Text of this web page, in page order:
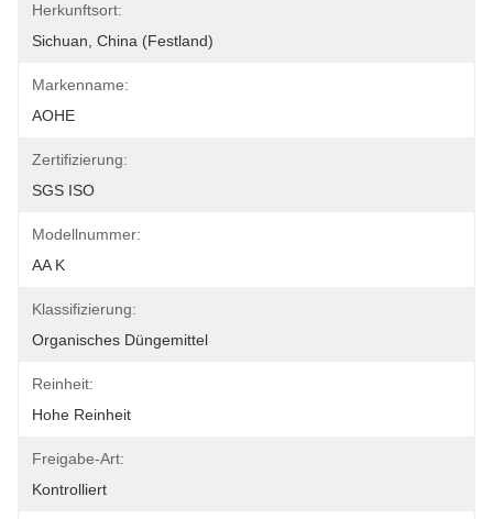
Herkunftsort:
Sichuan, China (Festland)
Markenname:
AOHE
Zertifizierung:
SGS ISO
Modellnummer:
AA K
Klassifizierung:
Organisches Düngemittel
Reinheit:
Hohe Reinheit
Freigabe-Art:
Kontrolliert